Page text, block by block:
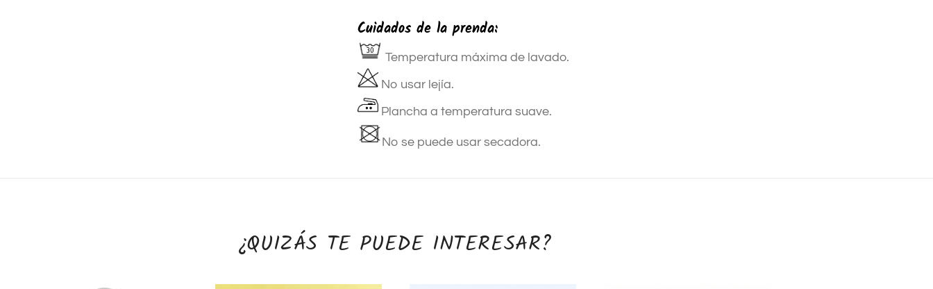
Cuidados de la prenda:
Temperatura máxima de lavado.
No usar lejía.
Plancha a temperatura suave.
No se puede usar secadora.
¿QUIZÁS TE PUEDE INTERESAR?